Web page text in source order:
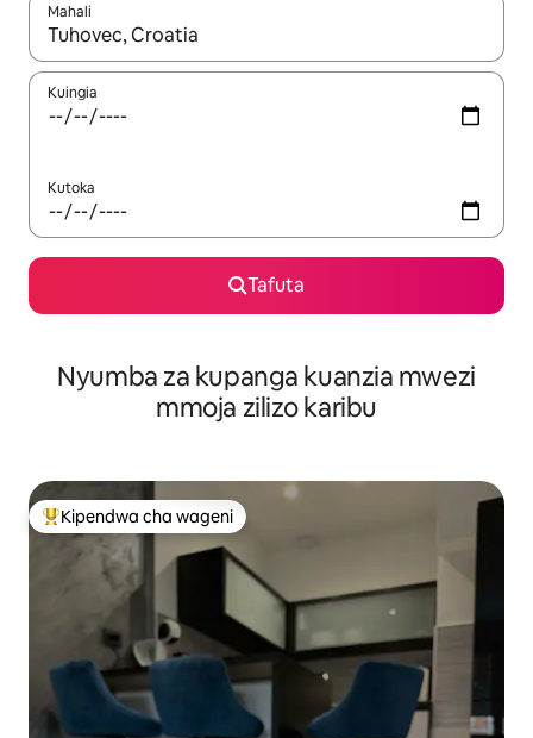
Mahali
Wakati matokeo yanapatikana, vinjari kwa kutumia vitufe vya
Kuingia
Kutoka
Tafuta
Nyumba za kupanga kuanzia mwezi
mmoja zilizo karibu
Kipendwa maarufu cha wageni
Kipendwa cha wageni